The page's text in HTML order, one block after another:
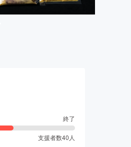
終了
支援者数40 人